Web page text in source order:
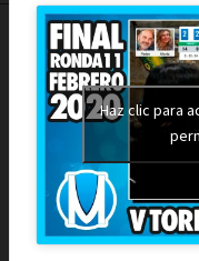
Haz clic para